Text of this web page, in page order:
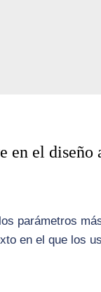
en el diseño
parámetros
en el que los